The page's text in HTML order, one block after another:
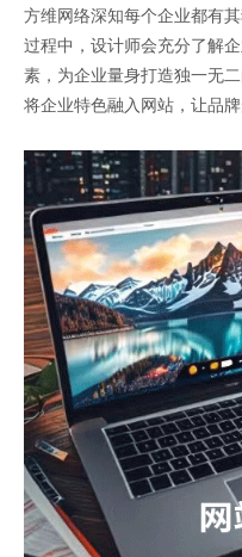
方维网络深知每个企业都有
过程中，设计师会充分了解
素，为企业量身打造独一无
将企业特色融入网站，让品